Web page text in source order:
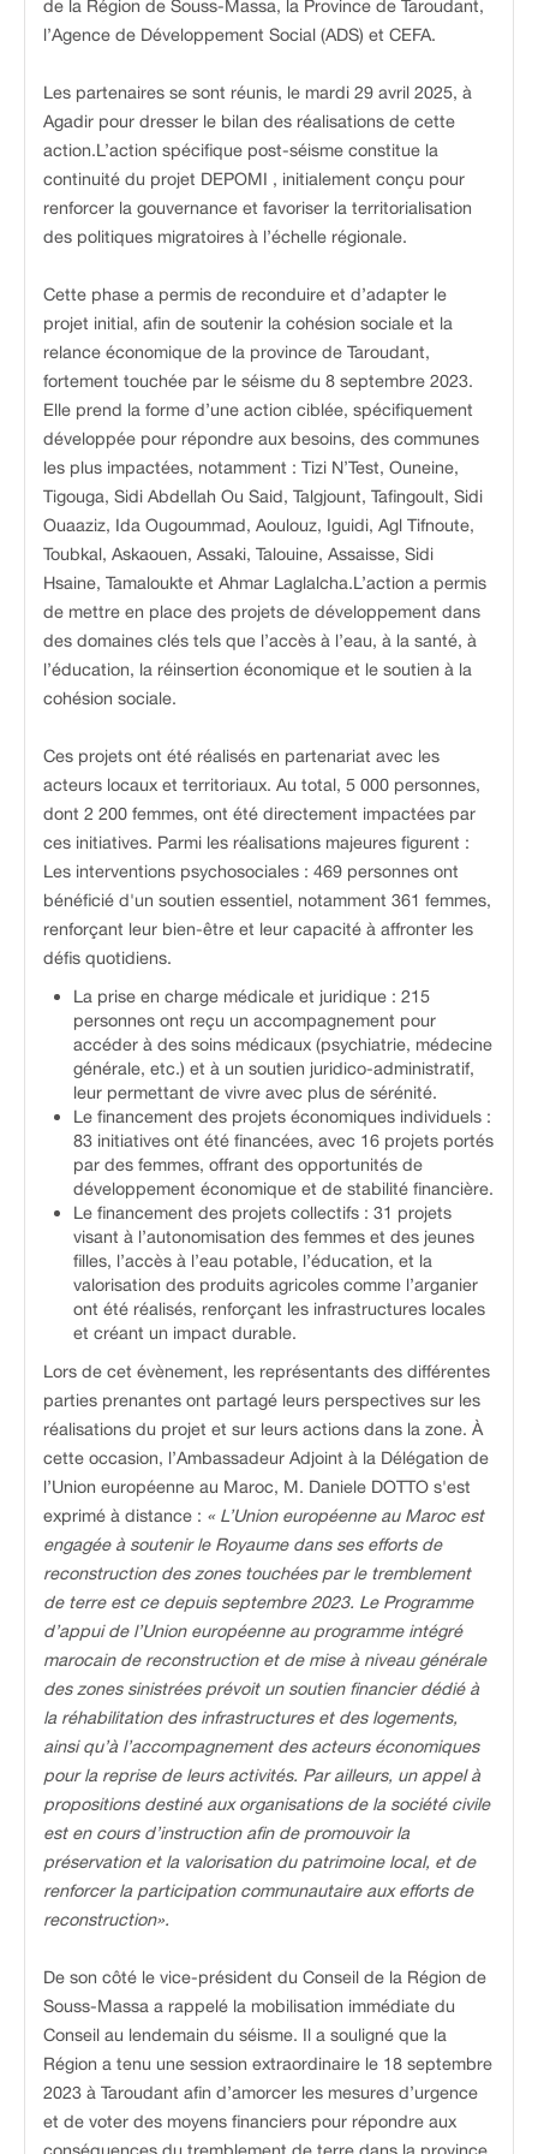
de la Région de Souss-Massa, la Province de Taroudant,
l’Agence de Développement Social (ADS) et CEFA.
Les partenaires se sont réunis, le mardi 29 avril 2025, à
Agadir pour dresser le bilan des réalisations de cette
action.L’action spécifique post-séisme constitue la
continuité du projet DEPOMI , initialement conçu pour
renforcer la gouvernance et favoriser la territorialisation
des politiques migratoires à l’échelle régionale.
Cette phase a permis de reconduire et d’adapter le
projet initial, afin de soutenir la cohésion sociale et la
relance économique de la province de Taroudant,
fortement touchée par le séisme du 8 septembre 2023.
Elle prend la forme d’une action ciblée, spécifiquement
développée pour répondre aux besoins, des communes
les plus impactées, notamment : Tizi N’Test, Ouneine,
Tigouga, Sidi Abdellah Ou Said, Talgjount, Tafingoult, Sidi
Ouaaziz, Ida Ougoummad, Aoulouz, Iguidi, Agl Tifnoute,
Toubkal, Askaouen, Assaki, Talouine, Assaisse, Sidi
Hsaine, Tamaloukte et Ahmar Laglalcha.L’action a permis
de mettre en place des projets de développement dans
des domaines clés tels que l’accès à l’eau, à la santé, à
l’éducation, la réinsertion économique et le soutien à la
cohésion sociale.
Ces projets ont été réalisés en partenariat avec les
acteurs locaux et territoriaux. Au total, 5 000 personnes,
dont 2 200 femmes, ont été directement impactées par
ces initiatives. Parmi les réalisations majeures figurent :
Les interventions psychosociales : 469 personnes ont
bénéficié d'un soutien essentiel, notamment 361 femmes,
renforçant leur bien-être et leur capacité à affronter les
défis quotidiens.
La prise en charge médicale et juridique : 215
personnes ont reçu un accompagnement pour
accéder à des soins médicaux (psychiatrie, médecine
générale, etc.) et à un soutien juridico-administratif,
leur permettant de vivre avec plus de sérénité.
Le financement des projets économiques individuels :
83 initiatives ont été financées, avec 16 projets portés
par des femmes, offrant des opportunités de
développement économique et de stabilité financière.
Le financement des projets collectifs : 31 projets
visant à l’autonomisation des femmes et des jeunes
filles, l’accès à l’eau potable, l’éducation, et la
valorisation des produits agricoles comme l’arganier
ont été réalisés, renforçant les infrastructures locales
et créant un impact durable.
Lors de cet évènement, les représentants des différentes
parties prenantes ont partagé leurs perspectives sur les
réalisations du projet et sur leurs actions dans la zone. À
cette occasion, l’Ambassadeur Adjoint à la Délégation de
l’Union européenne au Maroc, M. Daniele DOTTO s'est
exprimé à distance : « L’Union européenne au Maroc est
engagée à soutenir le Royaume dans ses efforts de
reconstruction des zones touchées par le tremblement
de terre est ce depuis septembre 2023. Le Programme
d’appui de l’Union européenne au programme intégré
marocain de reconstruction et de mise à niveau générale
des zones sinistrées prévoit un soutien financier dédié à
la réhabilitation des infrastructures et des logements,
ainsi qu’à l’accompagnement des acteurs économiques
pour la reprise de leurs activités. Par ailleurs, un appel à
propositions destiné aux organisations de la société civile
est en cours d’instruction afin de promouvoir la
préservation et la valorisation du patrimoine local, et de
renforcer la participation communautaire aux efforts de
reconstruction».
De son côté le vice-président du Conseil de la Région de
Souss-Massa a rappelé la mobilisation immédiate du
Conseil au lendemain du séisme. Il a souligné que la
Région a tenu une session extraordinaire le 18 septembre
2023 à Taroudant afin d’amorcer les mesures d’urgence
et de voter des moyens financiers pour répondre aux
conséquences du tremblement de terre dans la province.